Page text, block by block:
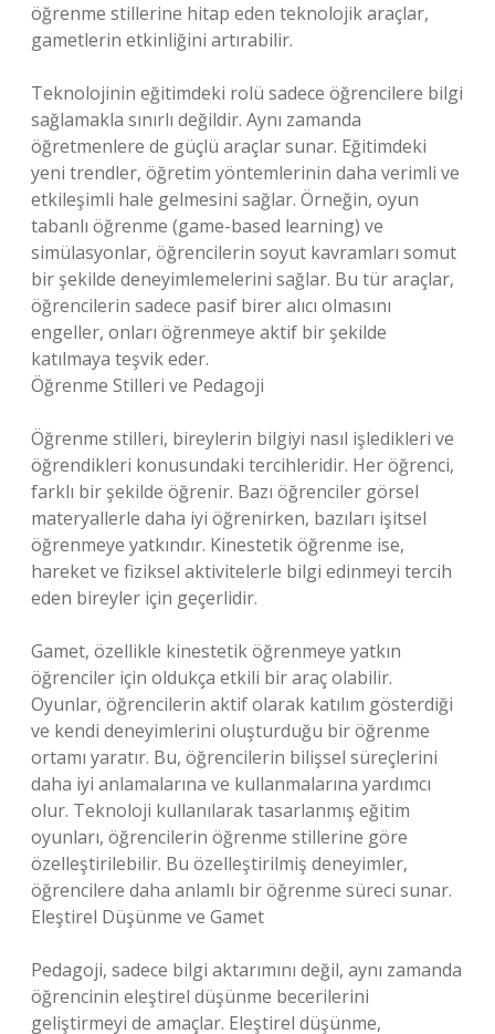
öğrenme stillerine hitap eden teknolojik araçlar,
gametlerin etkinliğini artırabilir.
Teknolojinin eğitimdeki rolü sadece öğrencilere bilgi
sağlamakla sınırlı değildir. Aynı zamanda
öğretmenlere de güçlü araçlar sunar. Eğitimdeki
yeni trendler, öğretim yöntemlerinin daha verimli ve
etkileşimli hale gelmesini sağlar. Örneğin, oyun
tabanlı öğrenme (game-based learning) ve
simülasyonlar, öğrencilerin soyut kavramları somut
bir şekilde deneyimlemelerini sağlar. Bu tür araçlar,
öğrencilerin sadece pasif birer alıcı olmasını
engeller, onları öğrenmeye aktif bir şekilde
katılmaya teşvik eder.
Öğrenme Stilleri ve Pedagoji
Öğrenme stilleri, bireylerin bilgiyi nasıl işledikleri ve
öğrendikleri konusundaki tercihleridir. Her öğrenci,
farklı bir şekilde öğrenir. Bazı öğrenciler görsel
materyallerle daha iyi öğrenirken, bazıları işitsel
öğrenmeye yatkındır. Kinestetik öğrenme ise,
hareket ve fiziksel aktivitelerle bilgi edinmeyi tercih
eden bireyler için geçerlidir.
Gamet, özellikle kinestetik öğrenmeye yatkın
öğrenciler için oldukça etkili bir araç olabilir.
Oyunlar, öğrencilerin aktif olarak katılım gösterdiği
ve kendi deneyimlerini oluşturduğu bir öğrenme
ortamı yaratır. Bu, öğrencilerin bilişsel süreçlerini
daha iyi anlamalarına ve kullanmalarına yardımcı
olur. Teknoloji kullanılarak tasarlanmış eğitim
oyunları, öğrencilerin öğrenme stillerine göre
özelleştirilebilir. Bu özelleştirilmiş deneyimler,
öğrencilere daha anlamlı bir öğrenme süreci sunar.
Eleştirel Düşünme ve Gamet
Pedagoji, sadece bilgi aktarımını değil, aynı zamanda
öğrencinin eleştirel düşünme becerilerini
geliştirmeyi de amaçlar. Eleştirel düşünme,